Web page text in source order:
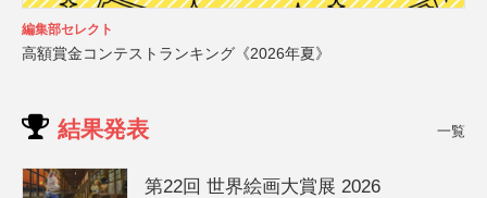
編集部セレクト
高額賞金コンテストランキング《2026年夏》
結果発表 一覧
第22回 世界絵画大賞展 2026